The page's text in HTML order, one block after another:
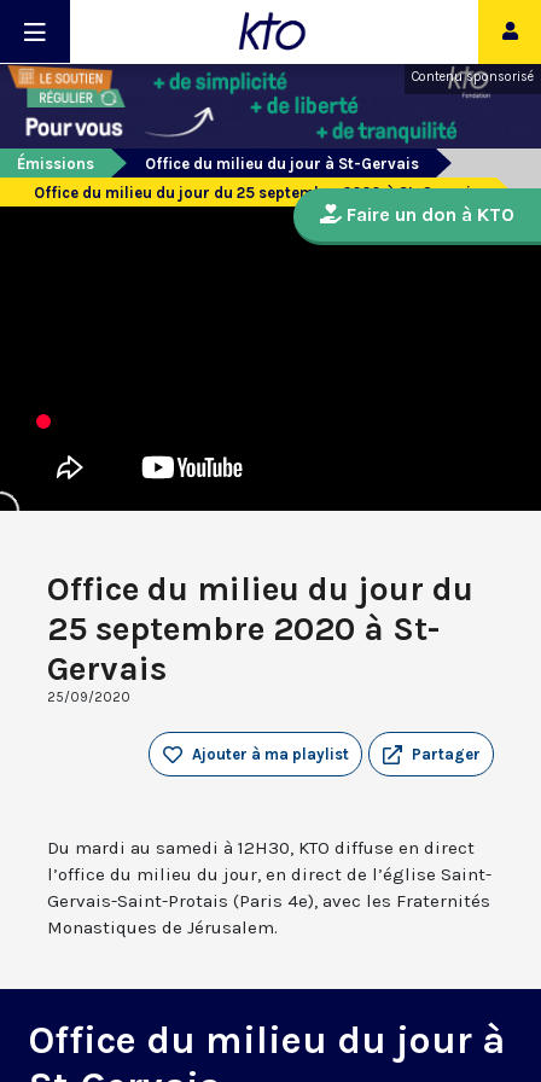
Contenu sponsorisé
Émissions
Office du milieu du jour à St-Gervais
Office du milieu du jour du 25 septembre 2020 à St-Gervais
Office du milieu du jour du
25 septembre 2020 à St-
Gervais
25/09/2020
Partager
Ajouter à ma playlist
Du mardi au samedi à 12H30, KTO diffuse en direct
l’office du milieu du jour, en direct de l’église Saint-
Gervais-Saint-Protais (Paris 4e), avec les Fraternités
Monastiques de Jérusalem.
Office du milieu du jour à
Faire un don à KTO